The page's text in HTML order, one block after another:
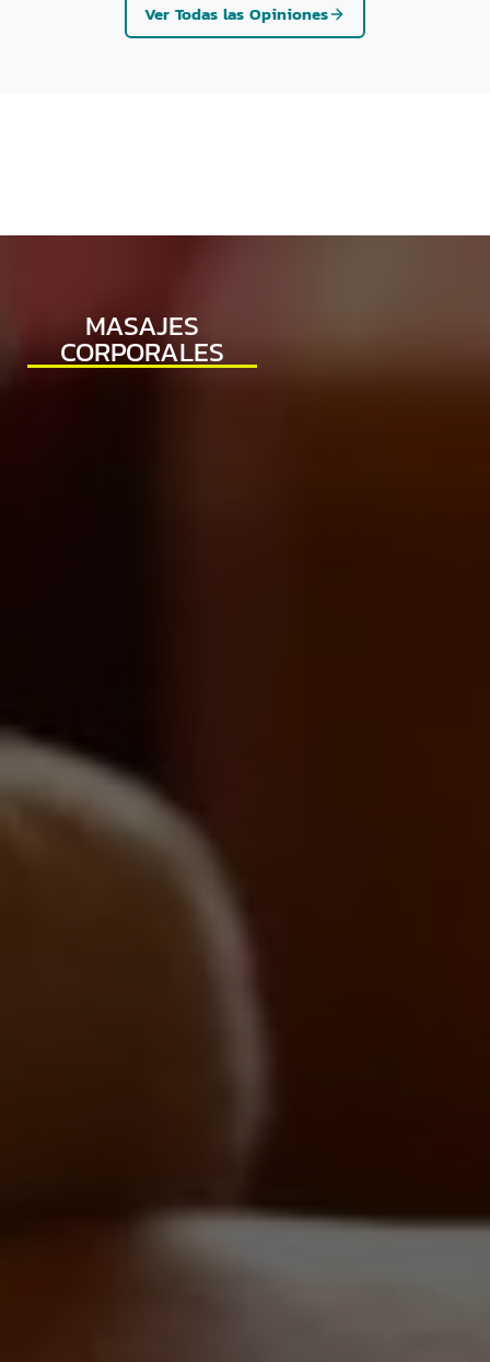
Ver Todas las Opiniones
MASAJES
CORPORALES